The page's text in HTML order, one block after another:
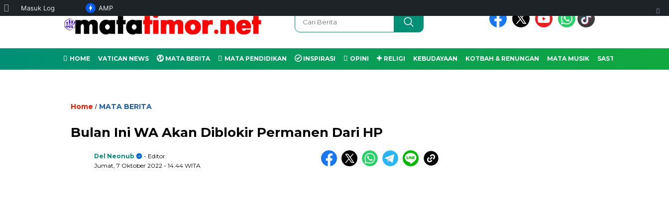
Tentang
Masuk Log AMP
HOME VATICAN NEWS MATA BERITA MATA PENDIDIKAN INSPIRASI OPINI RELIGI KEBUDAYAAN KOTBAH & RENUNGAN MATA MUSIK SASTRA
Home / MATA BERITA
Bulan Ini WA Akan Diblokir Permanen Dari HP
Del Neonub
- Editor
Jumat, 7 Oktober 2022 - 14:44 WITA